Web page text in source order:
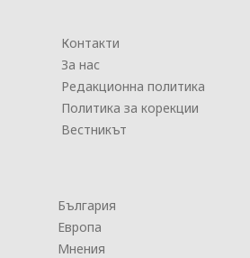
Контакти
За нас
Редакционна политика
Политика за корекции
Вестникът
България
Европа
Мнения